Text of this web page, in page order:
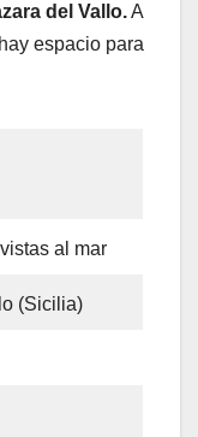
del Vallo.A
espacio para
al mar
(Sicilia)